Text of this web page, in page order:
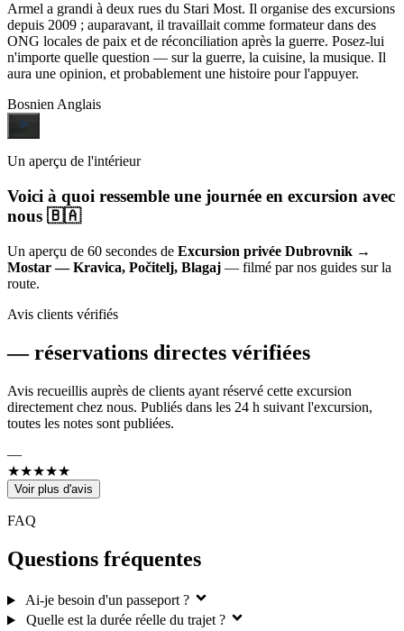
Armel a grandi à deux rues du Stari Most. Il organise des excursions
depuis 2009 ; auparavant, il travaillait comme formateur dans des
ONG locales de paix et de réconciliation après la guerre. Posez-lui
n'importe quelle question — sur la guerre, la cuisine, la musique. Il
aura une opinion, et probablement une histoire pour l'appuyer.
Bosnien Anglais
Un aperçu de l'intérieur
Voici à quoi ressemble une journée en excursion avec
nous 🇧🇦
Un aperçu de 60 secondes de Excursion privée Dubrovnik →
Mostar — Kravica, Počitelj, Blagaj — filmé par nos guides sur la
route.
Avis clients vérifiés
—réservations directes vérifiées
Avis recueillis auprès de clients ayant réservé cette excursion
directement chez nous. Publiés dans les 24 h suivant l'excursion,
toutes les notes sont publiées.
—
★★★★★
Voir plus d'avis
FAQ
Questions fréquentes
Ai-je besoin d'un passeport ?
Quelle est la durée réelle du trajet ?